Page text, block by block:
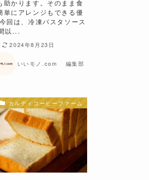
助かります。そのまま食
単にアレンジもできる優
回は、冷凍パスタソース
以...
2024年8月23日
いいモノ.com 編集部
カルディコーヒーファーム